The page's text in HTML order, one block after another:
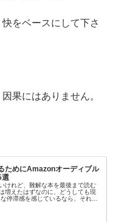
をベースにして下さ
果にはありません。
ためにAmazonオーディブル
選
けれど、難解な本を最後まで読む
増えたはずなのに、どうしても現
停滞感を感じているなら、それは